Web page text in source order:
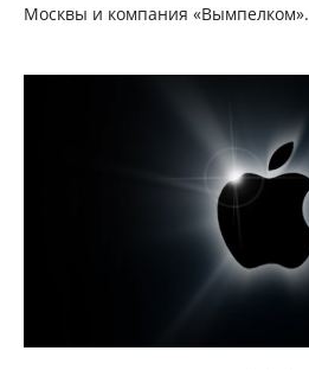
Москвы и компания «Вымпелком».